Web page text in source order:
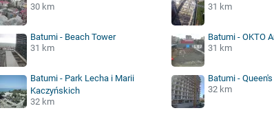
30 km
31 km
Batumi - Beach Tower
31 km
Batumi - OKTO
31 km
Batumi - Park Lecha i Marii
Kaczyńskich
32 km
Batumi -
32 km